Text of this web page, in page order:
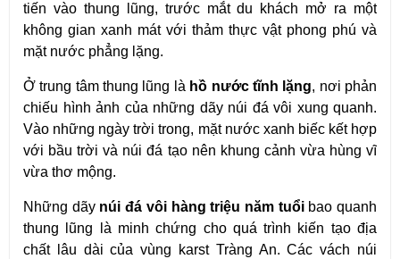
tiến vào thung lũng, trước mắt du khách mở ra một
không gian xanh mát với thảm thực vật phong phú và
mặt nước phẳng lặng.
Ở trung tâm thung lũng là hồ nước tĩnh lặng, nơi phản
chiếu hình ảnh của những dãy núi đá vôi xung quanh.
Vào những ngày trời trong, mặt nước xanh biếc kết hợp
với bầu trời và núi đá tạo nên khung cảnh vừa hùng vĩ
vừa thơ mộng.
Những dãy núi đá vôi hàng triệu năm tuổi bao quanh
thung lũng là minh chứng cho quá trình kiến tạo địa
chất lâu dài của vùng karst Tràng An. Các vách núi